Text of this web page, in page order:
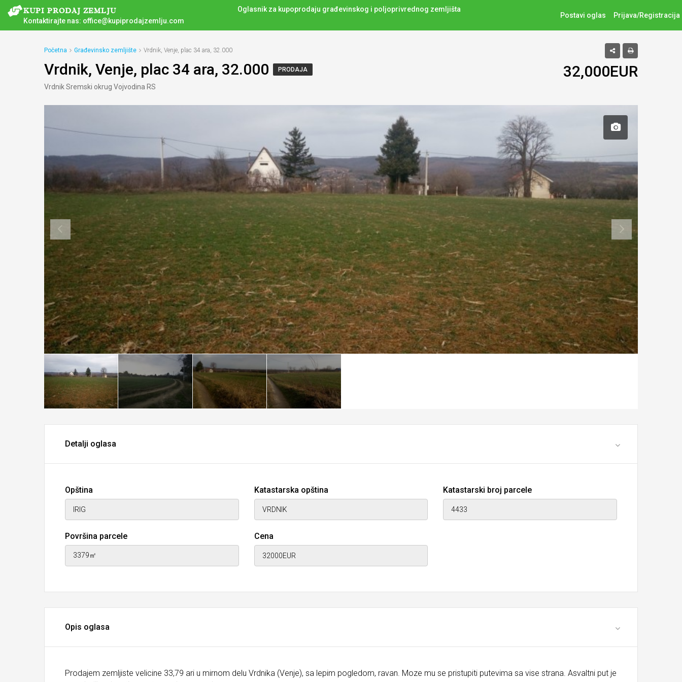
Oglasnik za kupoprodaju građevinskog i poljoprivrednog zemljišta
Kontaktirajte nas: office@kupiprodajzemlju.com
Postavi oglas Prijava/Registracija
Početna Građevinsko zemljište Vrdnik, Venje, plac 34 ara, 32.000
Vrdnik, Venje, plac 34 ara, 32.000 PRODAJA
Vrdnik Sremski оkrug Vojvodina RS
32,000EUR
Detalji oglasa
Opština Katastarska opština Katastarski broj parcele
Površina parcele Cena
Opis oglasa
Prodajem zemljiste velicine 33,79 ari u mirnom delu Vrdnika (Venje), sa lepim pogledom, ravan. Moze mu se pristupiti putevima sa vise strana. Asvaltni put je